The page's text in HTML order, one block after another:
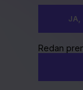
JA,
Redan